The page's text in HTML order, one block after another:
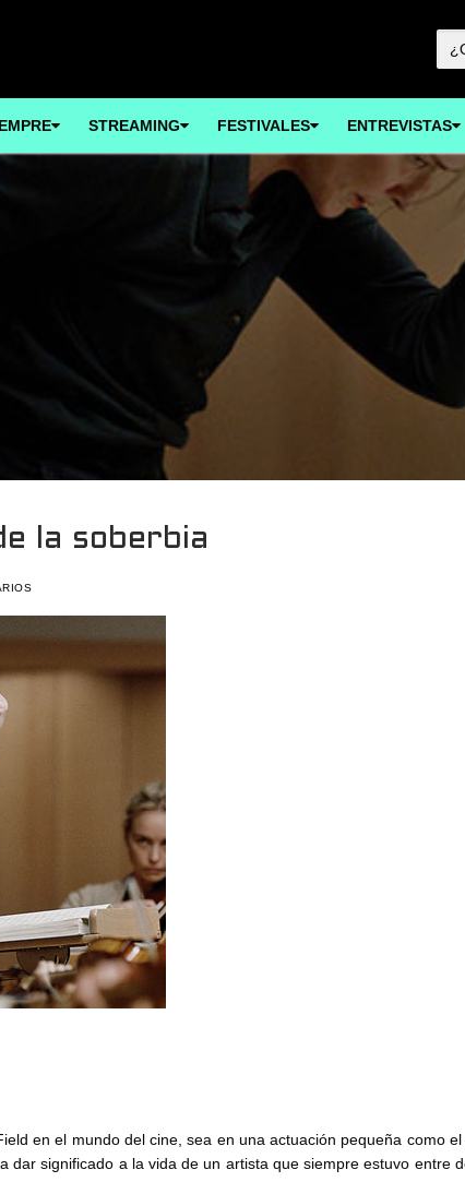
STREAMING FESTIVALES ENTREVISTAS
la soberbia
en el mundo del cine, sea en una actuación pequeña como
significado a la vida de un artista que siempre estuvo entre